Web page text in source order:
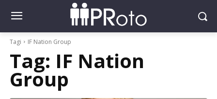
Tagi IF Nation Group
Tag: IF Nation
Group